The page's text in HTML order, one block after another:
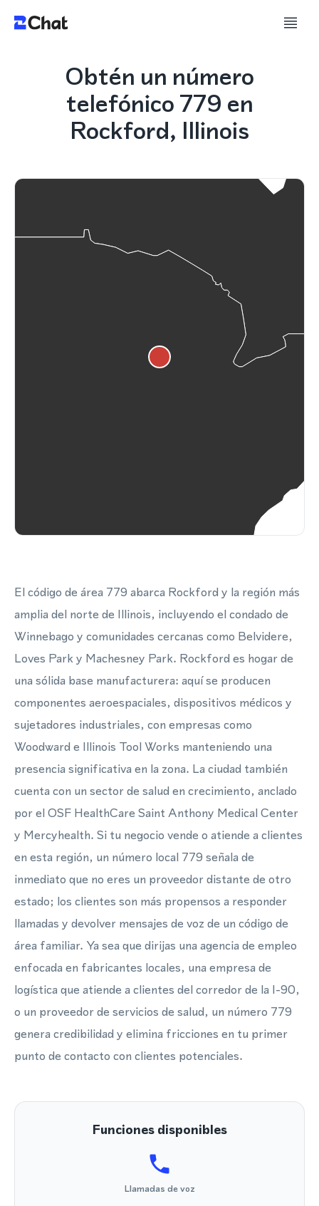
Obtén un número
telefónico 779 en
Rockford, Illinois
El código de área 779 abarca Rockford y la región más
amplia del norte de Illinois, incluyendo el condado de
Winnebago y comunidades cercanas como Belvidere,
Loves Park y Machesney Park. Rockford es hogar de
una sólida base manufacturera: aquí se producen
componentes aeroespaciales, dispositivos médicos y
sujetadores industriales, con empresas como
Woodward e Illinois Tool Works manteniendo una
presencia significativa en la zona. La ciudad también
cuenta con un sector de salud en crecimiento, anclado
por el OSF HealthCare Saint Anthony Medical Center
y Mercyhealth. Si tu negocio vende o atiende a clientes
en esta región, un número local 779 señala de
inmediato que no eres un proveedor distante de otro
estado; los clientes son más propensos a responder
llamadas y devolver mensajes de voz de un código de
área familiar. Ya sea que dirijas una agencia de empleo
enfocada en fabricantes locales, una empresa de
logística que atiende a clientes del corredor de la I-90,
o un proveedor de servicios de salud, un número 779
genera credibilidad y elimina fricciones en tu primer
punto de contacto con clientes potenciales.
Funciones disponibles
Llamadas de voz